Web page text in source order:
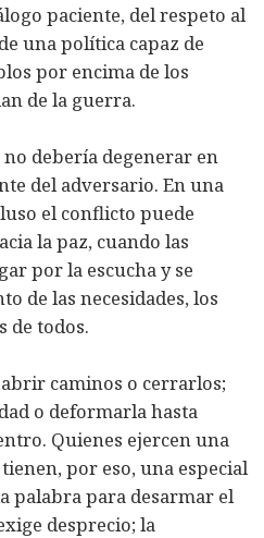
paciente, del respeto al
una política capaz de
por encima de los
de la guerra.
debería degenerar en
del adversario. En una
el conflicto puede
la paz, cuando las
por la escucha y se
de las necesidades, los
de todos.
caminos o cerrarlos;
o deformarla hasta
Quienes ejercen una
por eso, una especial
palabra para desarmar el
desprecio; la